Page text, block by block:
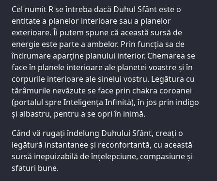
Cel numit R se întreba dacă Duhul Sfânt este o
entitate a planelor interioare sau a planelor
exterioare. Îi putem spune că această sursă de
energie este parte a ambelor. Prin funcția sa de
îndrumare aparține planului interior. Chemarea se
face în planele interioare ale planetei voastre și în
corpurile interioare ale sinelui vostru. Legătura cu
tărâmurile nevăzute se face prin chakra coroanei
(portalul spre Inteligența Infinită), în jos prin indigo
și albastru, pentru a se opri în inimă.
Când vă rugați îndelung Duhului Sfânt, creați o
legătură instantanee și reconfortantă, cu această
sursă inepuizabilă de înțelepciune, compasiune și
sfaturi bune.